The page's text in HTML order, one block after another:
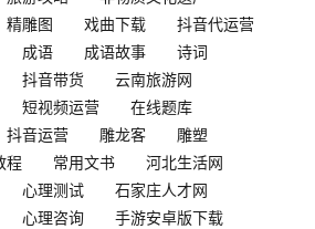
精雕图 戏曲下载
抖音代运营
成语 成语故事
诗词
抖音带货
云南旅游网
短视频运营
在线题库
抖音运营 雕龙客
雕塑
程 常用文书
河北生活网
心理测试
石家庄人才网
心理咨询
手游安卓版下载